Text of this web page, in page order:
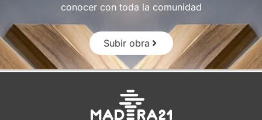
conocer con toda la comunidad
Subir obra